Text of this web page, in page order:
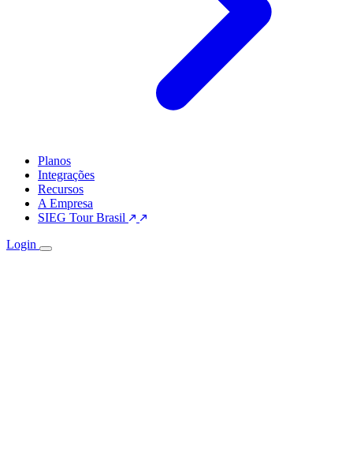
Planos
Integrações
Recursos
A Empresa
SIEG Tour Brasil
Login